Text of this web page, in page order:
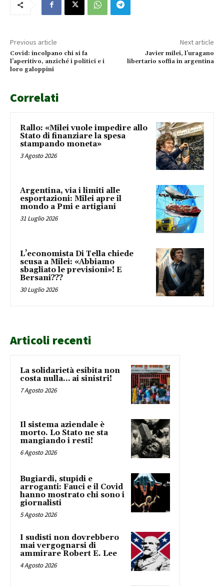
Previous article
Covid: incolpano chi si fa
l’aperitivo, anziché i politici e i
loro galoppini
Next article
Javier milei, l’uragano
libertario soffia in argentina
Correlati
Rallo: «Milei vuole impedire allo
Stato di finanziare la spesa
stampando moneta»
3 Agosto 2026
Argentina, via i limiti alle
esportazioni: Milei apre il
mondo a Pmi e artigiani
31 Luglio 2026
L’economista Di Tella chiede
scusa a Milei: «Abbiamo
sbagliato le previsioni»! E
Bersani???
30 Luglio 2026
Articoli recenti
La solidarietà esibita non
costa nulla… ai sinistri!
7 Agosto 2026
Il sistema aziendale è
morto. Lo Stato ne sta
mangiando i resti!
6 Agosto 2026
Bugiardi, stupidi e
arroganti: Fauci e il Covid
hanno mostrato chi sono i
giornalisti
5 Agosto 2026
I sudisti non dovrebbero
mai vergognarsi di
ammirare Robert E. Lee
4 Agosto 2026